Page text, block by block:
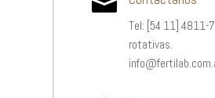
Tel: [54 11] 4811-
rotativas.